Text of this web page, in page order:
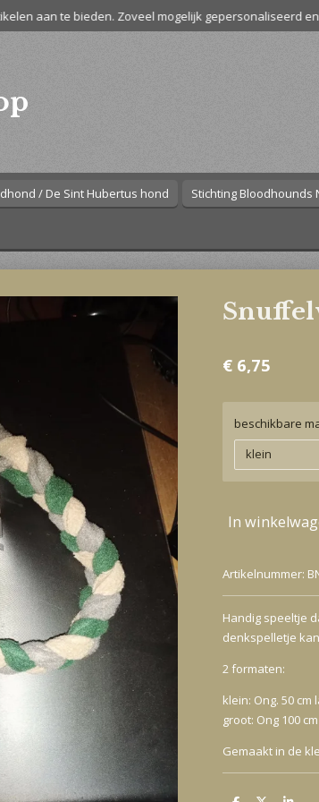
aan te bieden. Zoveel mogelijk gepersonaliseerd
/ De Sint Hubertus hond Stichting Bloodhounds
€ 6,75
beschikbare
In
Artikelnummer:
Handig speeltje
denkspelletje
2 formaten:
klein: Ong. 50 cm
groot: Ong 100
Gemaakt in de